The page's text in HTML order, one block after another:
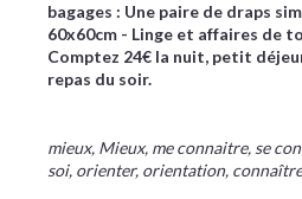
bagages : Une paire de draps
60x60cm - Linge et affaires de
Comptez 24€ la nuit, petit
repas du soir.
mieux, Mieux, me connaitre, se
soi, orienter, orientation,